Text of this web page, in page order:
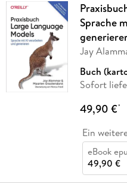
Sprache
Jay
Buch
Sofort
49,90 €*
Ein
eBook
49,90 €